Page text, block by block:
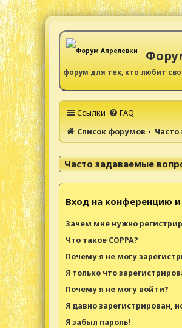
форум для тех, кто любит
Ссылки FAQ
Список форумов
Часто задаваемые
Вход на конференцию и
Зачем мне нужно
Что такое COPPA?
Почему я не могу
Я только что
Почему я не могу войти?
Я давно зарегистрирован,
Я забыл пароль!